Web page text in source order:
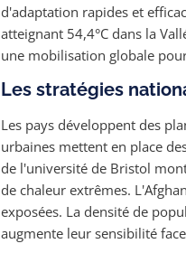
d'adaptation rapides et
atteignant 54,4°C dans la
une mobilisation globale
Les stratégies
Les pays développent des
urbaines mettent en place
de l'université de Bristol
de chaleur extrêmes.
exposées. La densité de
augmente leur sensibilité